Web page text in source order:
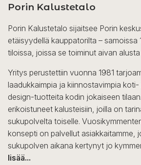
Porin Kalustetalo
Porin Kalustetalo sijaitsee Porin
etäisyydellä kauppatorilta – samoissa
tiloissa, joissa se toiminut aivan
Yritys perustettiin vuonna 1981
laadukkaimpia ja kiinnostavimpia koti-
design-tuotteita kodin jokaiseen
erikoistuneet kalusteisiin, joilla on
sukupolvelta toiselle.
konsepti on palvellut asiakkaitamme,
sukupolven aikana kertynyt jo
lisää...